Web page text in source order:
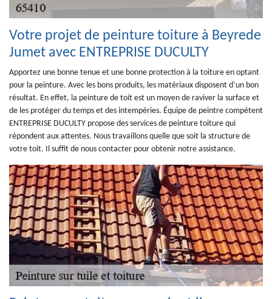
Votre projet de peinture toiture à Beyrede
Jumet avec ENTREPRISE DUCULTY
Apportez une bonne tenue et une bonne protection à la toiture en optant
pour la peinture. Avec les bons produits, les matériaux disposent d’un bon
résultat. En effet, la peinture de toit est un moyen de raviver la surface et
de les protéger du temps et des intempéries. Équipe de peintre compétent
ENTREPRISE DUCULTY propose des services de peinture toiture qui
répondent aux attentes. Nous travaillons quelle que soit la structure de
votre toit. Il suffit de nous contacter pour obtenir notre assistance.